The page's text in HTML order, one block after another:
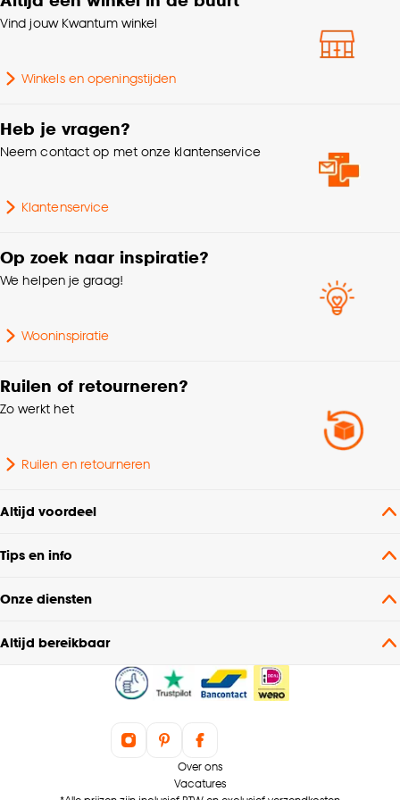
klikken.
Goed om te weten is dat je deze keuze altijd nog
kan aanpassen, bekijk hiervoor onze
Gewicht 0.483 Kg
Vind jouw Kwantum winkel
Winkels en openingstijden
Heb je vragen?
Neem contact op met onze klantenservice
Klantenservice
Op zoek naar inspiratie?
We helpen je graag!
Wooninspiratie
Ruilen of retourneren?
Zo werkt het
Ruilen en retourneren
Altijd voordeel
Tips en info
Onze diensten
Altijd bereikbaar
Over ons
Vacatures